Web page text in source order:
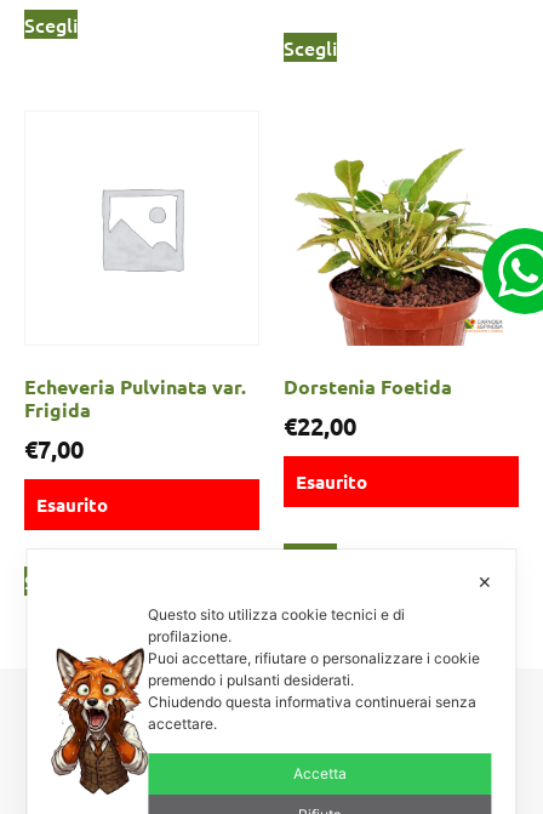
Scegli
Scegli
Echeveria Pulvinata var.
Frigida
€7,00
Esaurito
Scegli
Dorstenia Foetida
€22,00
Esaurito
Scegli
Carnosa & Spinosa
Piante grasse, succulente e cactacee – Via Teodora Bresciani, 40 –
25080 Manerba BS – P.I. 04796900985 – Tel/Fax +39 0365
654261
✕
Questo sito utilizza cookie tecnici e di
profilazione.
Puoi accettare, rifiutare o personalizzare i cookie
premendo i pulsanti desiderati.
Chiudendo questa informativa continuerai senza
accettare.
Accetta